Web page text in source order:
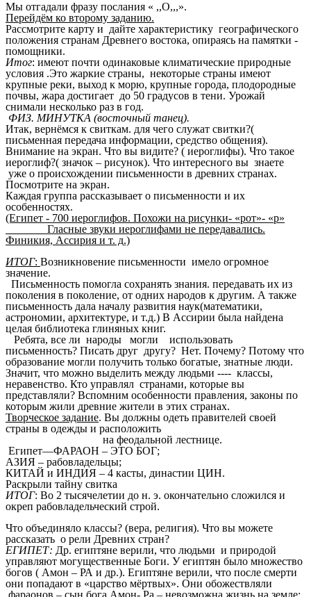
Мы отгадали фразу послания « ,,О,,,».
Перейдём ко второму заданию.
Рассмотрите карту и дайте характеристику географического
положения странам Древнего востока, опираясь на памятки -
помощники.
Итог: имеют почти одинаковые климатические природные
условия .Это жаркие страны, некоторые страны имеют
крупные реки, выход к морю, крупные города, плодородные
почвы, жара достигает до 50 градусов в тени. Урожай
снимали несколько раз в год.
ФИЗ. МИНУТКА (восточный танец).
Итак, вернёмся к свиткам. для чего служат свитки?(
письменная передача информации, средство общения).
Внимание на экран. Что вы видите? ( иероглифы). Что такое
иероглиф?( значок – рисунок). Что интересного вы знаете
уже о происхождении письменности в древних странах.
Посмотрите на экран.
Каждая группа рассказывает о письменности и их
особенностях.
(Египет - 700 иероглифов. Похожи на рисунки- «рот»- «р»
Гласные звуки иероглифами не передавались.
Финикия, Ассирия и т. д.)
ИТОГ: Возникновение письменности имело огромное
значение.
Письменность помогла сохранять знания. передавать их из
поколения в поколение, от одних народов к другим. А также
письменность дала началу развития наук(математики,
астрономии, архитектуре, и т.д.) В Ассирии была найдена
целая библиотека глиняных книг.
Ребята, все ли народы могли использовать
письменность? Писать друг другу? Нет. Почему? Потому что
образование могли получить только богатые, знатные люди.
Значит, что можно выделить между людьми ---- классы,
неравенство. Кто управлял странами, которые вы
представляли? Вспомним особенности правления, законы по
которым жили древние жители в этих странах.
Творческое задание. Вы должны одеть правителей своей
страны в одежды и расположить
на феодальной лестнице.
Египет—ФАРАОН – ЭТО БОГ;
АЗИЯ – рабовладельцы;
КИТАЙ и ИНДИЯ – 4 касты, династии ЦИН.
Раскрыли тайну свитка
ИТОГ: Во 2 тысячелетии до н. э. окончательно сложился и
окреп рабовладельческий строй.
Что объединяло классы? (вера, религия). Что вы можете
рассказать о рели Древних стран?
ЕГИПЕТ: Др. египтяне верили, что людьми и природой
управляют могущественные Боги. У египтян было множество
богов ( Амон – РА и др.). Египтяне верили, что после смерти
они попадают в «царство мёртвых». Они обожествляли
фараонов – сын бога Амон- Ра – невозможна жизнь на земле;